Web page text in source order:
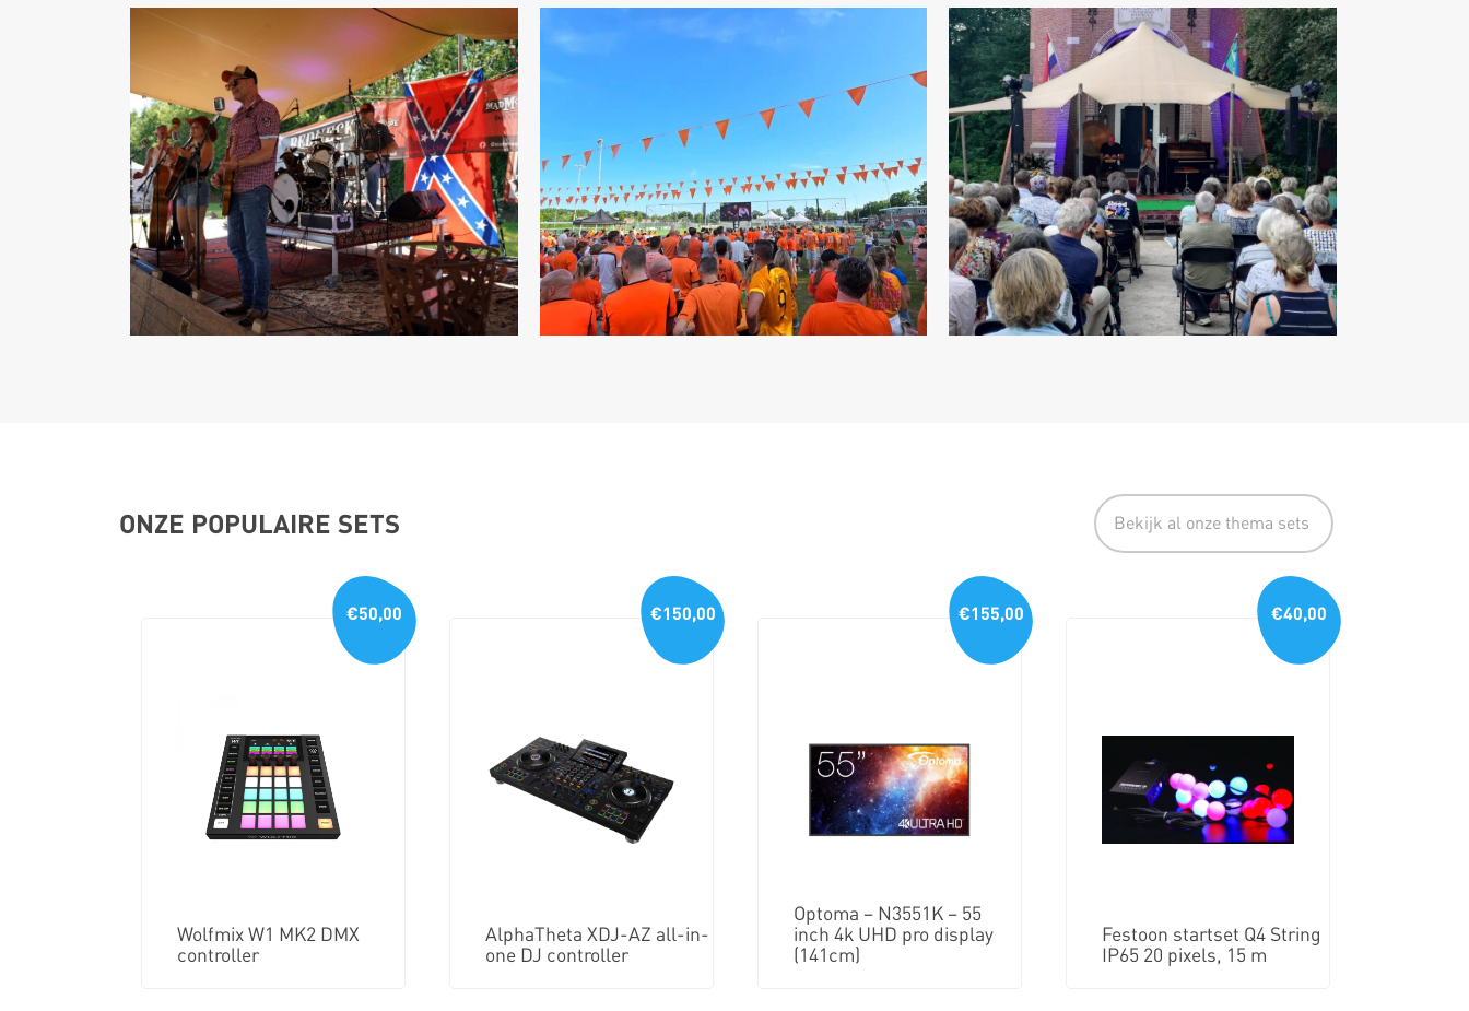
ONZE POPULAIRE SETS Bekijk al onze thema sets
€50,00
Wolfmix W1 MK2 DMX
controller
€150,00
AlphaTheta XDJ-AZ all-in-
one DJ controller
€155,00
Optoma – N3551K – 55
inch 4k UHD pro display
(141cm)
€40,00
Festoon startset Q4 String
IP65 20 pixels, 15 m